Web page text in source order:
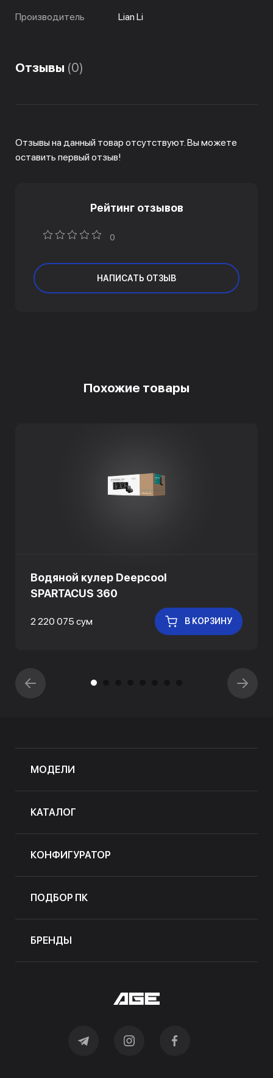
Производитель Lian Li
Отзывы (0)
Отзывы на данный товар отсутствуют. Вы можете
оставить первый отзыв!
Рейтинг отзывов
0
НАПИСАТЬ ОТЗЫВ
Похожие товары
Водяной кулер Deepcool
SPARTACUS 360
2 220 075 сум В КОРЗИНУ
МОДЕЛИ
КАТАЛОГ
КОНФИГУРАТОР
ПОДБОР ПК
БРЕНДЫ